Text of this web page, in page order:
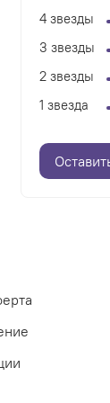
4 звезды
3 звезды
2 звезды
1 звезда